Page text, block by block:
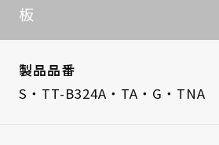
板
製品品番
S・TT-B324A・TA・G・TNA